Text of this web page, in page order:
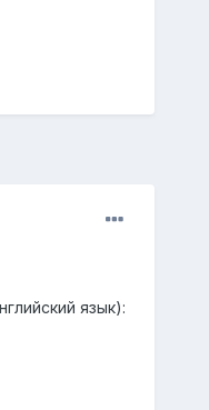
язык):